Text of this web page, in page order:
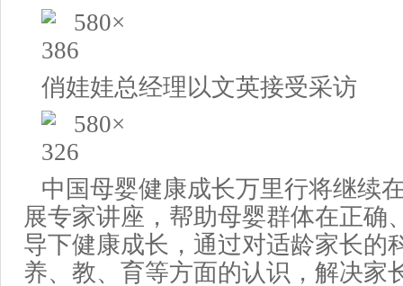
俏娃娃总经理以文英接受采访
中国母婴健康成长万里行将继续
展专家讲座，帮助母婴群体在正确
导下健康成长，通过对适龄家长的
养、教、育等方面的认识，解决家